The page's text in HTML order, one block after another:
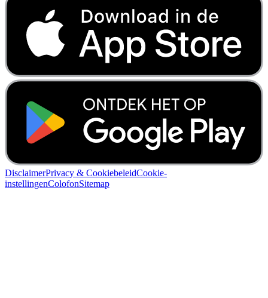
DisclaimerPrivacy & CookiebeleidCookie-
instellingenColofonSitemap